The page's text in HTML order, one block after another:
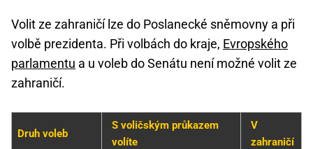
Volit ze zahraničí lze do Poslanecké sněmovny a při
volbě prezidenta. Při volbách do kraje, Evropského
parlamentu a u voleb do Senátu není možné volit ze
zahraničí.
Druh voleb
S voličským průkazem
volíte
V
zahraničí